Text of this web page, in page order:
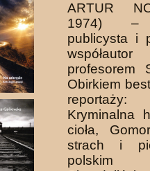
ARTUR
1974) –
publicysta i
profesorem
Obirkiem
Kryminalna
cioła,
strach i
polskim